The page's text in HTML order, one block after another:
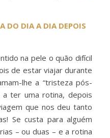
DO DIA A DIA DEPOIS
na pele o quão difícil
de estar viajar durante
lhe a “tristeza pós-
a ter uma rotina, depois
que nos deu tanto
Se custa para alguém
– ou duas – e a rotina